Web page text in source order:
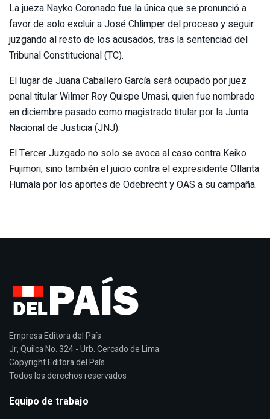
La jueza Nayko Coronado fue la única que se pronunció a
favor de solo excluir a José Chlimper del proceso y seguir
juzgando al resto de los acusados, tras la sentenciad del
Tribunal Constitucional (TC).
El lugar de Juana Caballero García será ocupado por juez
penal titular Wilmer Roy Quispe Umasi, quien fue nombrado
en diciembre pasado como magistrado titular por la Junta
Nacional de Justicia (JNJ).
El Tercer Juzgado no solo se avoca al caso contra Keiko
Fujimori, sino también el juicio contra el expresidente Ollanta
Humala por los aportes de Odebrecht y OAS a su campaña.
Empresa Editora del País
Jr, Quilca No. 324 - Urb. Cercado de Lima.
Copyright Editora del País
Todos los derechos reservados
Equipo de trabajo